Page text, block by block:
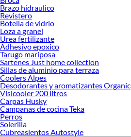
Brazo hidraulico
Revistero
Botella de vidrio
Loza a granel
Urea fertilizante
Adhesivo epoxico
Tarugo mariposa
Sartenes Just home collection
Sillas de aluminio para terraza
Coolers Alpes
Desodorantes y aromatizantes Organic
Visicooler 200 litros
Carpas Husky
Campanas de cocina Teka
Perros
Solerilla
Cubreasientos Autostyle